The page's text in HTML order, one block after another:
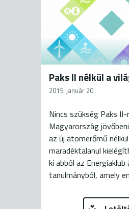
Paks II nélkül a
2015. január 20.
Nincs szükség Paks
Magyarország
az új atomerőmű
maradéktalanul
ki abból az
tanulmányból, amely